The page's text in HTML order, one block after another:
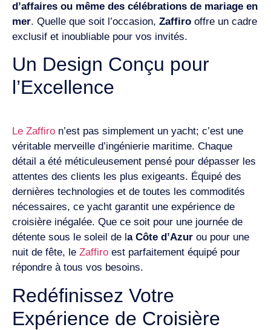
d’affaires ou même des célébrations de mariage en
mer. Quelle que soit l’occasion, Zaffiro offre un cadre
exclusif et inoubliable pour vos invités.
Un Design Conçu pour
l’Excellence
Le Zaffiro n’est pas simplement un yacht; c’est une
véritable merveille d’ingénierie maritime. Chaque
détail a été méticuleusement pensé pour dépasser les
attentes des clients les plus exigeants. Équipé des
dernières technologies et de toutes les commodités
nécessaires, ce yacht garantit une expérience de
croisière inégalée. Que ce soit pour une journée de
détente sous le soleil de l a Côte d’Azur ou pour une
nuit de fête, le Zaffiro est parfaitement équipé pour
répondre à tous vos besoins.
Redéfinissez Votre
Expérience de Croisière